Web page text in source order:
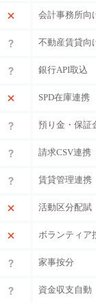
会計事務所向
不動産賃貸向
銀行API取込
SPD在庫連携
預り金・保証
請求CSV連携
賃貸管理連携
活動区分配賦
ボランティア
家事按分
資金収支自動